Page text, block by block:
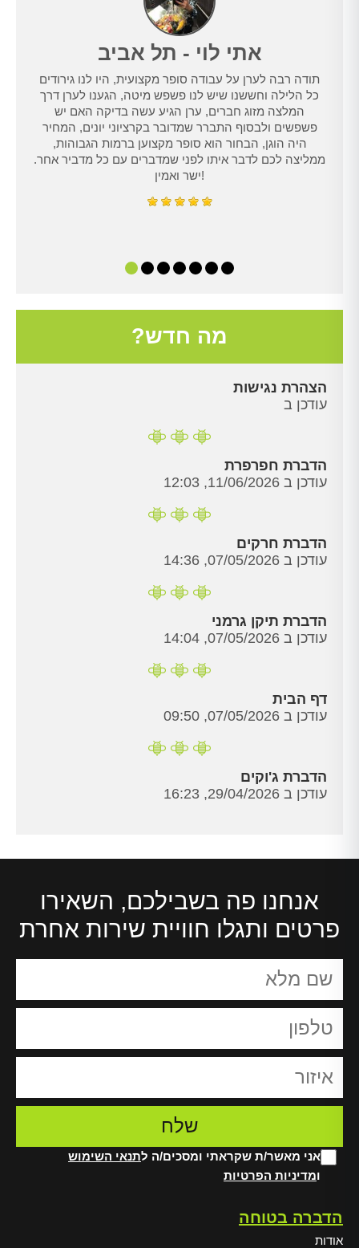
אתי לוי - תל אביב
תודה רבה לערן על עבודה סופר מקצועית, היו לנו גירודים
כל הלילה וחששנו שיש לנו פשפש מיטה, הגענו לערן דרך
המלצה מזוג חברים, ערן הגיע עשה בדיקה האם יש
פשפשים ולבסוף התברר שמדובר בקרציוני יונים, המחיר
היה הוגן, הבחור הוא סופר מקצוען ברמות הגבוהות,
ממליצה לכם לדבר איתו לפני שמדברים עם כל מדביר אחר.
ישר ואמין!
מה חדש?
הצהרת נגישות
עודכן ב
הדברת חפרפרת
עודכן ב 11/06/2026, 12:03
הדברת חרקים
עודכן ב 07/05/2026, 14:36
הדברת תיקן גרמני
עודכן ב 07/05/2026, 14:04
דף הבית
עודכן ב 07/05/2026, 09:50
הדברת ג'וקים
עודכן ב 29/04/2026, 16:23
אנחנו פה בשבילכם, השאירו
פרטים ותגלו חוויית שירות אחרת
אני מאשר/ת שקראתי ומסכים/ה לתנאי השימוש
ומדיניות הפרטיות
הדברה בטוחה
אודות